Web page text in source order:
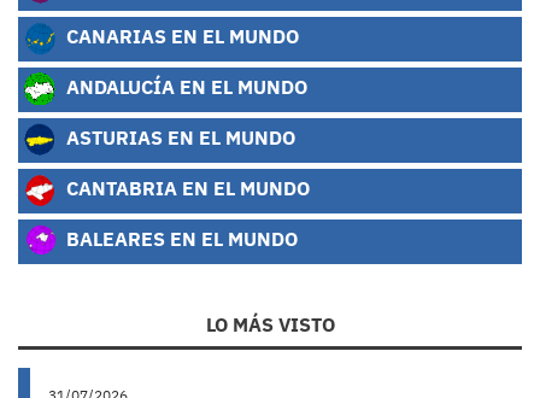
CANARIAS EN EL MUNDO
ANDALUCÍA EN EL MUNDO
ASTURIAS EN EL MUNDO
CANTABRIA EN EL MUNDO
BALEARES EN EL MUNDO
LO MÁS VISTO